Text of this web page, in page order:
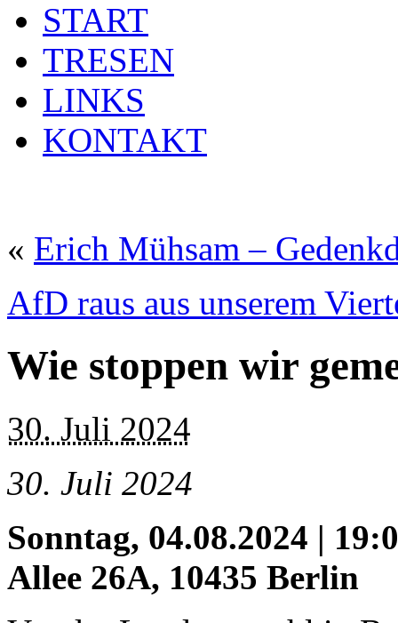
START
TRESEN
LINKS
KONTAKT
« Erich Mühsam –
AfD raus aus unserem
Wie stoppen wir
30. Juli 2024
30. Juli 2024
Sonntag, 04.08.2024 |
Allee 26A, 10435 Berlin